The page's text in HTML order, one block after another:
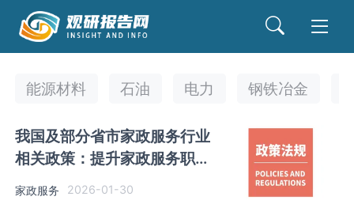
能源材料 石油 电力 钢铁冶金
我国及部分省市家政服务行业
相关政策：提升家政服务职业
家政服务 2026-01-30